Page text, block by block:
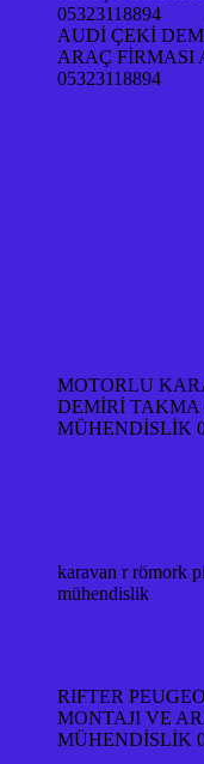
AUDİ ÇEKİ
ARAÇ FİRMASI
05323118894
MOTORLU
DEMİRİ TAKMA
MÜHENDİSLİK
karavan r römork
mühendislik
RIFTER
MONTAJI VE
MÜHENDİSLİK